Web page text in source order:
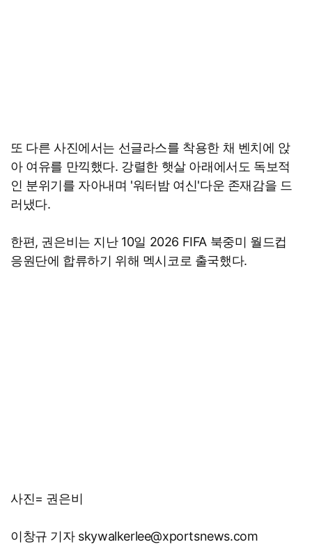
또 다른 사진에서는 선글라스를 착용한 채 벤치에 앉
아 여유를 만끽했다. 강렬한 햇살 아래에서도 독보적
인 분위기를 자아내며 '워터밤 여신'다운 존재감을 드
러냈다.
한편, 권은비는 지난 10일 2026 FIFA 북중미 월드컵
응원단에 합류하기 위해 멕시코로 출국했다.
사진= 권은비
이창규 기자 skywalkerlee@xportsnews.com